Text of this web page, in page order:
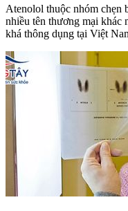
Atenolol thuộc nhóm chẹn
nhiều tên thương mại khác
khá thông dụng tại Việt